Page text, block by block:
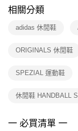
※ 交易是否成功請以「
是否繳費成功／繳費後
客戶支援中心」https://
１．透過由恩沛科技股
權轉讓予恩沛科技股份
３．未成年的使用者請
４．使用「AFTEE先享
相關分類
adidas 休閒鞋
ORIGINALS 休閒鞋
SPEZIAL 運動鞋
休閒鞋 HANDBALL
一 必買清單 一